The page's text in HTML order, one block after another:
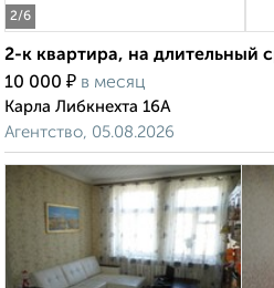
2/6
2-к квартира, на длительный
10 000 ₽ в месяц
Карла Либкнехта 16А
Агентство, 05.08.2026